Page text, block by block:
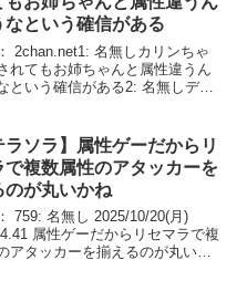
なという確信がある
2chan.net1: 名無しカリンちゃ
れてもお姉ちゃんと属性違うん
という確信がある2: 名無しデス
無しお姉ちゃんの代わりに満
ラソラ】属性ゲーだからリ
で複数属性のアタッカーを
のが丸いかね
759: 名無し 2025/10/20(月)
属性ゲーだからリセマラで複
アタッカーを揃えるのが丸いか